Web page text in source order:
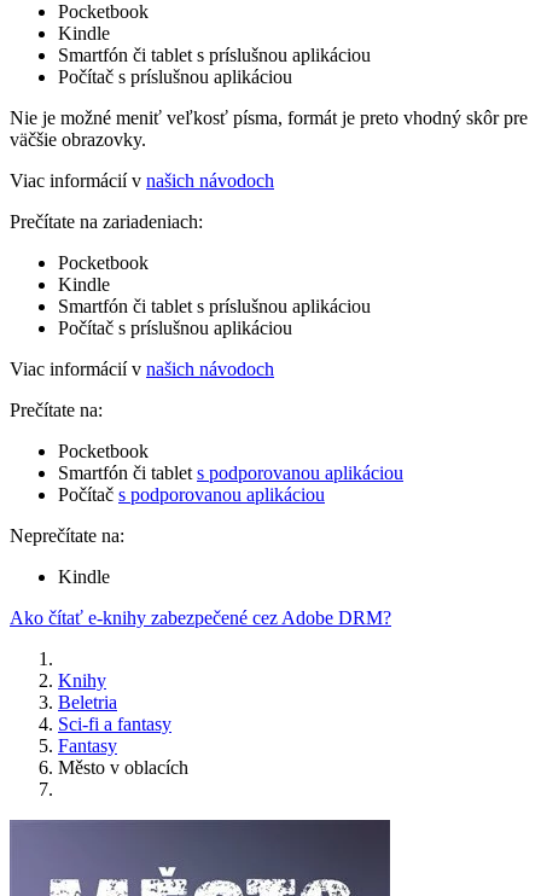
Pocketbook
Kindle
Smartfón či tablet s príslušnou aplikáciou
Počítač s príslušnou aplikáciou
Nie je možné meniť veľkosť písma, formát je preto vhodný skôr pre
väčšie obrazovky.
Viac informácií v našich návodoch
Prečítate na zariadeniach:
Pocketbook
Kindle
Smartfón či tablet s príslušnou aplikáciou
Počítač s príslušnou aplikáciou
Viac informácií v našich návodoch
Prečítate na:
Pocketbook
Smartfón či tablet s podporovanou aplikáciou
Počítač s podporovanou aplikáciou
Neprečítate na:
Kindle
Ako čítať e-knihy zabezpečené cez Adobe DRM?
Knihy
Beletria
Sci-fi a fantasy
Fantasy
Město v oblacích